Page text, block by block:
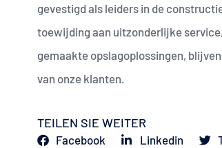
gevestigd als leiders in de
toewijding aan uitzonderlijke
gemaakte opslagoplossingen,
van onze klanten.
TEILEN SIE WEITER
Facebook Linkedin